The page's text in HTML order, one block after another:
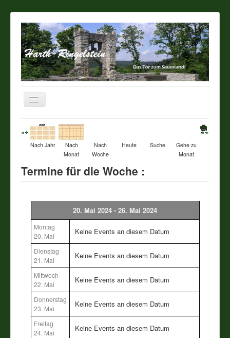
Navigation
Über unseren Ort
Sehenswertes
Touristik / Gastronomie
Termine
Vereine
Impressum
Nach Jahr
Nach
Monat
Nach
Woche
Heute Suche
Gehe zu
Monat
Termine für die Woche :
20. Mai 2024 - 26. Mai 2024
Montag
20. Mai
Keine Events an diesem Datum
Dienstag
21. Mai
Keine Events an diesem Datum
Mittwoch
22. Mai
Keine Events an diesem Datum
Donnerstag
23. Mai
Keine Events an diesem Datum
Freitag
24. Mai
Keine Events an diesem Datum